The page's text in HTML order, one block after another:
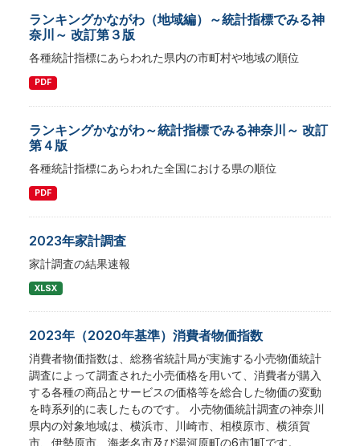
ランキングかながわ（地域編）～統計指標でみる神
奈川～ 改訂第３版
各種統計指標にあらわれた県内の市町村や地域の順位
PDF
ランキングかながわ～統計指標でみる神奈川～ 改訂
第４版
各種統計指標にあらわれた全国における県の順位
PDF
2023年家計調査
家計調査の結果速報
XLSX
2023年（2020年基準）消費者物価指数
消費者物価指数は、総務省統計局が実施する小売物価統計
調査によって調査された小売価格を用いて、消費者が購入
する各種の商品とサービスの価格等を総合した物価の変動
を時系列的に表したものです。 小売物価統計調査の神奈川
県内の対象地域は、横浜市、川崎市、相模原市、横須賀
市、伊勢原市、海老名市及び湯河原町の6市1町です。